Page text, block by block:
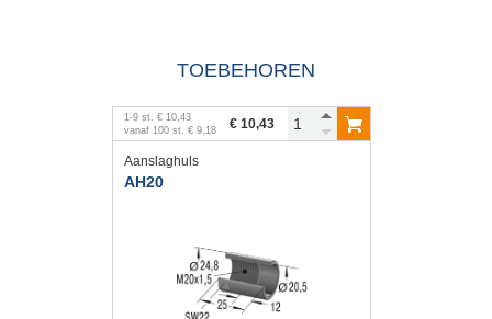
TOEBEHOREN
1-9 st. € 10,43
vanaf 100 st. € 9,18 € 10,43
Aanslaghuls
AH20